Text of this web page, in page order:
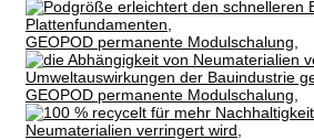
GEOPOD permanente Modulschalung,
GEOPOD permanente Modulschalung,